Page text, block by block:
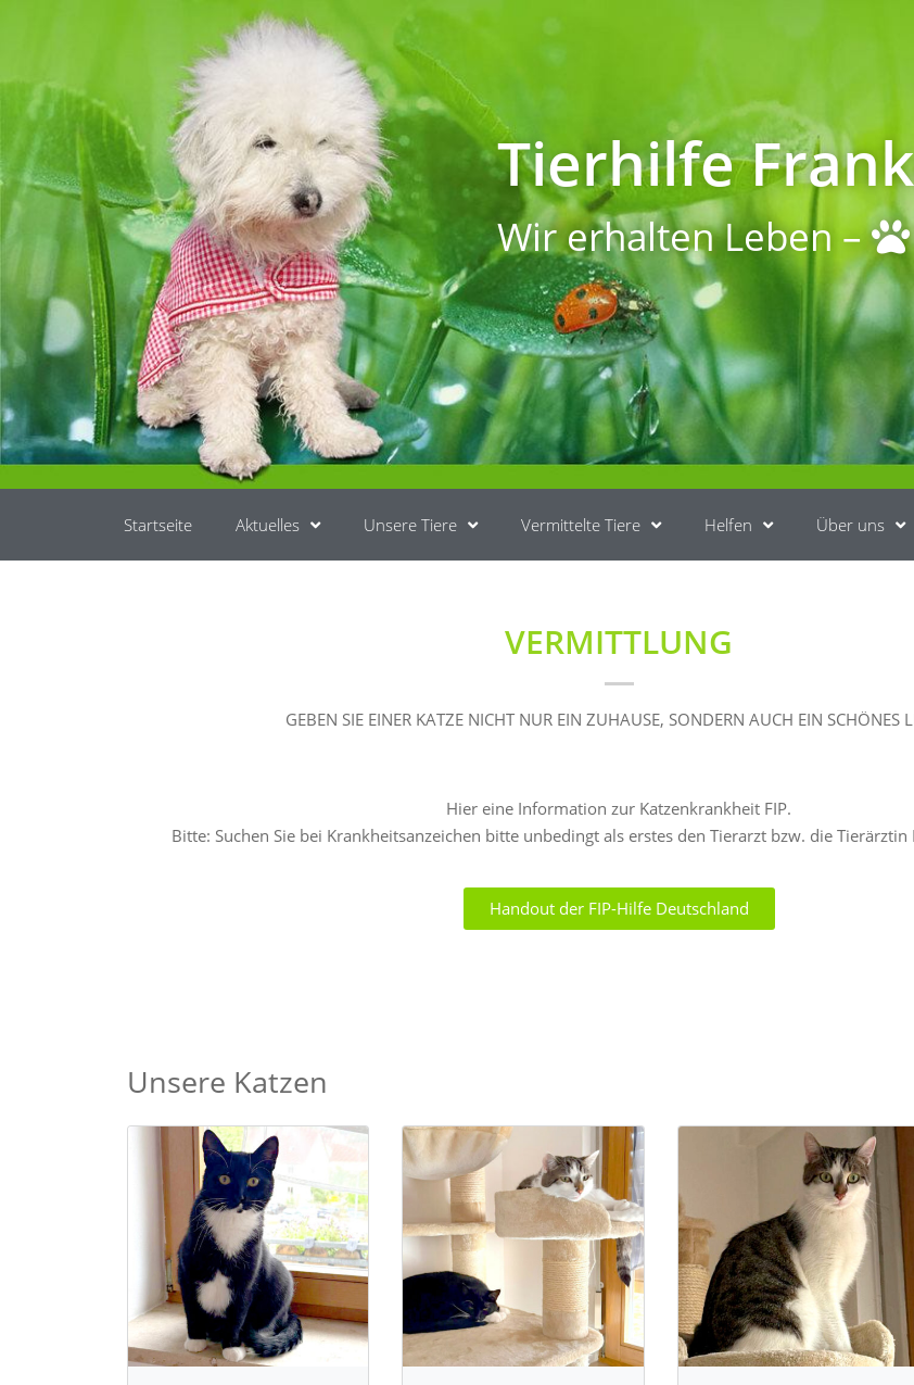
Tierhilfe
Wir erhalten Leben –
Startseite Aktuelles Unsere Tiere Vermittelte Tiere Helfen Über uns
VERMITTLUNG​
GEBEN SIE EINER KATZE NICHT NUR EIN ZUHAUSE, SONDERN AUCH EIN SCHÖNES
Hier eine Information zur Katzenkrankheit FIP.
Bitte: Suchen Sie bei Krankheitsanzeichen bitte unbedingt als erstes den Tierarzt bzw. die Tierärztin
Handout der FIP-Hilfe Deutschland
Unsere Katzen